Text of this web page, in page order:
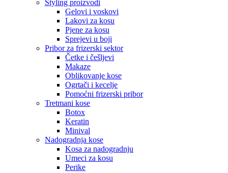
Styling proizvodi
Gelovi i voskovi
Lakovi za kosu
Pjene za kosu
Sprejevi u boji
Pribor za frizerski sektor
Četke i češljevi
Makaze
Oblikovanje kose
Ogrtači i kecelje
Pomoćni frizerski pribor
Tretmani kose
Botox
Keratin
Minival
Nadogradnja kose
Kosa za nadogradnju
Umeci za kosu
Perike